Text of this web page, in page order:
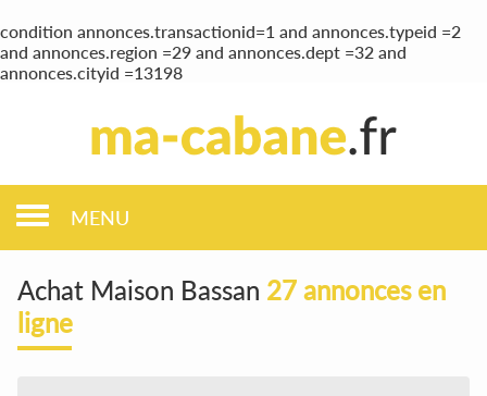
condition annonces.transactionid=1 and annonces.typeid =2
and annonces.region =29 and annonces.dept =32 and
annonces.cityid =13198
MENU
Achat Maison Bassan 27 annonces en
ligne